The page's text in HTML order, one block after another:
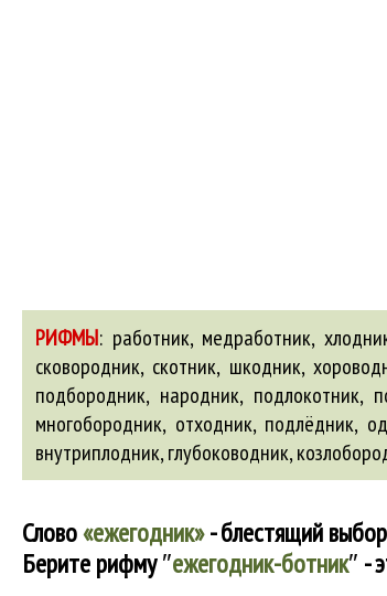
РИФМЫ: работник, медработник,
сковородник, скотник, шкодник,
подбородник, народник, подлокотник,
многобородник, отходник, подлёдник,
внутриплодник,глубоководник,
Слово«ежегодник»- блестящий
Берите рифму″ежегодник-ботник″ -